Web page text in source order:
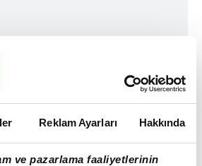
Reklam Ayarları Hakkında
ve pazarlama faaliyetlerinin